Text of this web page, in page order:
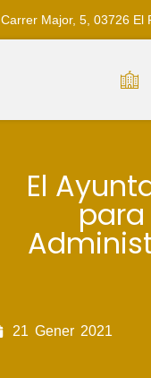
Carrer Major, 5, 03726 El
El
21 Gener 2021